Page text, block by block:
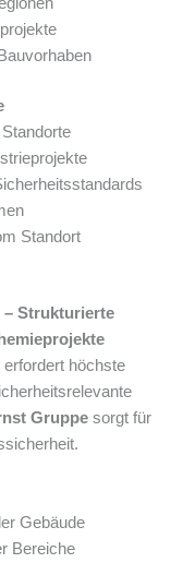
Standort
– Strukturierte
erfordert höchste
Gruppe sorgt für
Gebäude
Bereiche